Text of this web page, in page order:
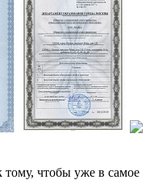
чтобы уже в самое